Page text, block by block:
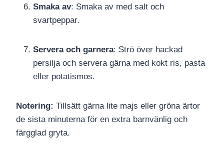
Smaka av: Smaka av med salt och
svartpeppar.
Servera och garnera: Strö över hackad
persilja och servera gärna med kokt ris, pasta
eller potatismos.
Notering: Tillsätt gärna lite majs eller gröna ärtor
de sista minuterna för en extra barnvänlig och
färgglad gryta.